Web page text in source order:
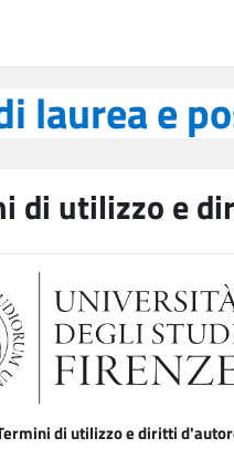
laurea e
di utilizzo e
di utilizzo e diritti